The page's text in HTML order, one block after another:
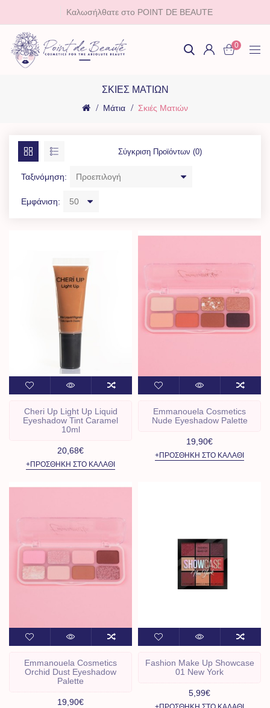
Καλωσήλθατε στο POINT DE BEAUTE
0
ΣΚΙΈΣ ΜΑΤΙΏΝ
Μάτια Σκιές Ματιών
Σύγκριση Προϊόντων (0)
Ταξινόμηση:
Εμφάνιση:
Cheri Up Light Up Liquid
Eyeshadow Tint Caramel
10ml
20,68€
+ΠΡΟΣΘΉΚΗ ΣΤΟ ΚΑΛΆΘΙ
Emmanouela Cosmetics
Nude Eyeshadow Palette
19,90€
+ΠΡΟΣΘΉΚΗ ΣΤΟ ΚΑΛΆΘΙ
Emmanouela Cosmetics
Orchid Dust Eyeshadow
Palette
19,90€
Fashion Make Up Showcase
01 New York
5,99€